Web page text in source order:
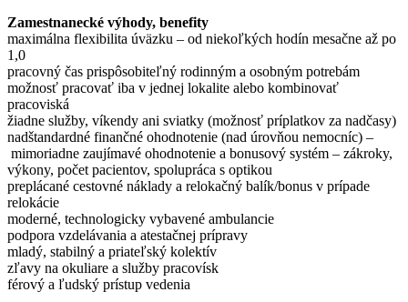
Zamestnanecké výhody, benefity
maximálna flexibilita úväzku – od niekoľkých hodín mesačne až po
1,0
pracovný čas prispôsobiteľný rodinným a osobným potrebám
možnosť pracovať iba v jednej lokalite alebo kombinovať
pracoviská
žiadne služby, víkendy ani sviatky (možnosť príplatkov za nadčasy)
nadštandardné finančné ohodnotenie (nad úrovňou nemocníc) –
mimoriadne zaujímavé ohodnotenie a bonusový systém – zákroky,
výkony, počet pacientov, spolupráca s optikou
preplácané cestovné náklady a relokačný balík/bonus v prípade
relokácie
moderné, technologicky vybavené ambulancie
podpora vzdelávania a atestačnej prípravy
mladý, stabilný a priateľský kolektív
zľavy na okuliare a služby pracovísk
férový a ľudský prístup vedenia